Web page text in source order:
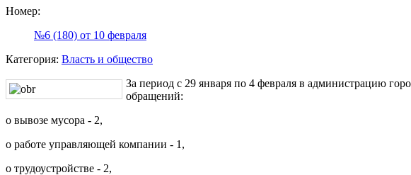
Номер:
№6 (180) от 10 февраля
Категория: Власть и общество
За период с 29 января по 4 февраля в администрацию
обращений:
о вывозе мусора - 2,
о работе управляющей компании - 1,
о трудоустройстве - 2,